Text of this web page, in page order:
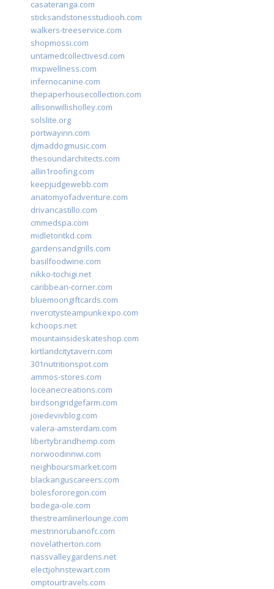
casateranga.com
sticksandstonesstudiooh.com
walkers-treeservice.com
shopmossi.com
untamedcollectivesd.com
mxpwellness.com
infernocanine.com
thepaperhousecollection.com
allisonwillisholley.com
solslite.org
portwayinn.com
djmaddogmusic.com
thesoundarchitects.com
allin1roofing.com
keepjudgewebb.com
anatomyofadventure.com
drivancastillo.com
cmmedspa.com
midletontkd.com
gardensandgrills.com
basilfoodwine.com
nikko-tochigi.net
caribbean-corner.com
bluemoongiftcards.com
rivercitysteampunkexpo.com
kchoops.net
mountainsideskateshop.com
kirtlandcitytavern.com
301nutritionspot.com
ammos-stores.com
loceanecreations.com
birdsongridgefarm.com
joiedevivblog.com
valera-amsterdam.com
libertybrandhemp.com
norwoodinnwi.com
neighboursmarket.com
blackanguscareers.com
bolesfororegon.com
bodega-ole.com
thestreamlinerlounge.com
mestrinorubanofc.com
novelatherton.com
nassvalleygardens.net
electjohnstewart.com
omptourtravels.com